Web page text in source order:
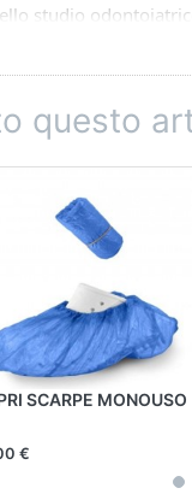
studio
attrezzature della
come ad
materiali infetti o
da
questo
SCARPE MONOUSO
€